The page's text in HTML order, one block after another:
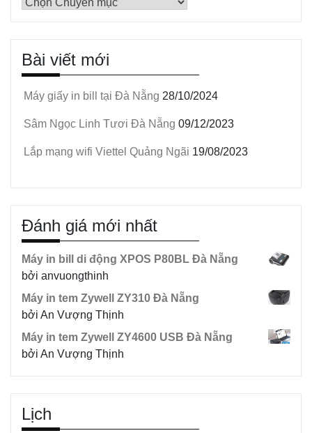
Bài viết mới
Máy giấy in bill tại Đà Nẵng 28/10/2024
Sâm Ngọc Linh Tươi Đà Nẵng 09/12/2023
Lắp mạng wifi Viettel Quảng Ngãi 19/08/2023
Đánh giá mới nhất
Máy in bill di động XPOS P80BL Đà Nẵng
bởi anvuongthinh
Máy in tem Zywell ZY310 Đà Nẵng
bởi An Vượng Thịnh
Máy in tem Zywell ZY4600 USB Đà Nẵng
bởi An Vượng Thịnh
Lịch